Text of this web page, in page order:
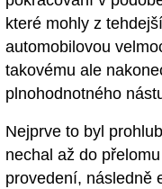
které mohly z
automobilovou
takovému ale
plnohodnotného
Nejprve to byl
nechal až do
provedení, následně